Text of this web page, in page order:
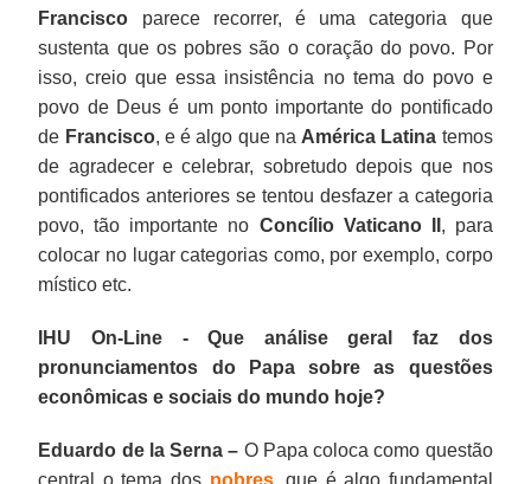
Francisco parece recorrer, é uma categoria que
sustenta que os pobres são o coração do povo. Por
isso, creio que essa insistência no tema do povo e
povo de Deus é um ponto importante do pontificado
de Francisco, e é algo que na América Latina temos
de agradecer e celebrar, sobretudo depois que nos
pontificados anteriores se tentou desfazer a categoria
povo, tão importante no Concílio Vaticano II , para
colocar no lugar categorias como, por exemplo, corpo
místico etc.
IHU On-Line - Que análise geral faz dos
pronunciamentos do Papa sobre as questões
econômicas e sociais do mundo hoje?
Eduardo de la Serna – O Papa coloca como questão